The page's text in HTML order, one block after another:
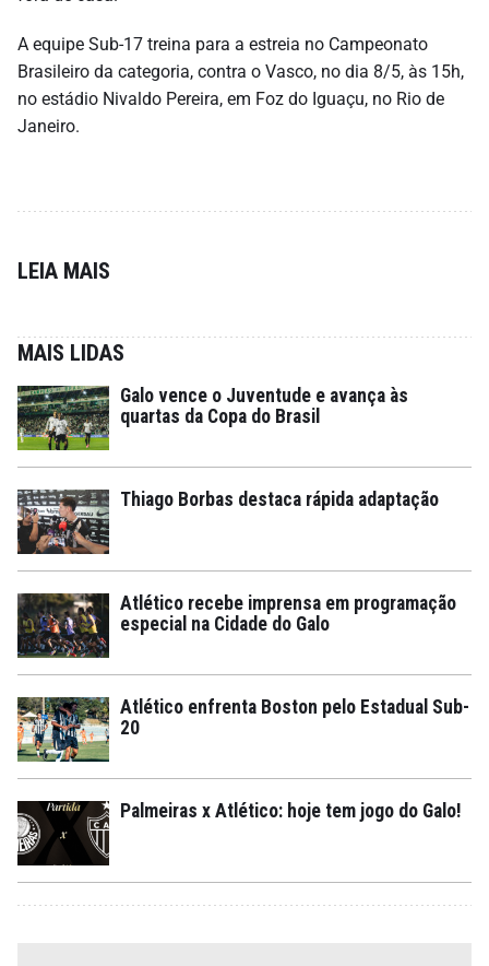
A equipe Sub-17 treina para a estreia no Campeonato
Brasileiro da categoria, contra o Vasco, no dia 8/5, às 15h,
no estádio Nivaldo Pereira, em Foz do Iguaçu, no Rio de
Janeiro.
LEIA MAIS
MAIS LIDAS
Galo vence o Juventude e avança às
quartas da Copa do Brasil
Thiago Borbas destaca rápida adaptação
Atlético recebe imprensa em programação
especial na Cidade do Galo
Atlético enfrenta Boston pelo Estadual Sub-
20
Palmeiras x Atlético: hoje tem jogo do Galo!